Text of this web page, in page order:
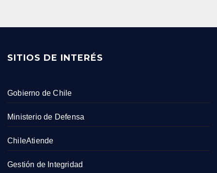
SITIOS DE INTERÉS
Gobierno de Chile
Ministerio de Defensa
ChileAtiende
Gestión de Integridad